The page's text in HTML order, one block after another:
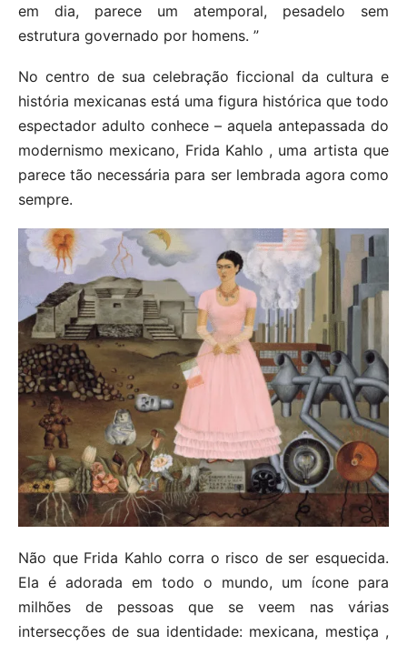
em dia, parece um atemporal, pesadelo sem
estrutura governado por homens. ”
No centro de sua celebração ficcional da cultura e
história mexicanas está uma figura histórica que todo
espectador adulto conhece – aquela antepassada do
modernismo mexicano, Frida Kahlo , uma artista que
parece tão necessária para ser lembrada agora como
sempre.
Não que Frida Kahlo corra o risco de ser esquecida.
Ela é adorada em todo o mundo, um ícone para
milhões de pessoas que se veem nas várias
intersecções de sua identidade: mexicana, mestiça ,